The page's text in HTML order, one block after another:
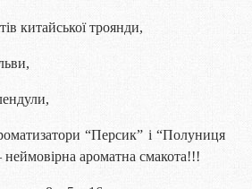
китайської троянди,
“Персик” і “Полуниця
ароматна смакота!!!